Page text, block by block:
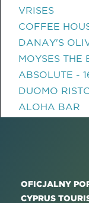
VRISES
COFFEE
DANAY'S
MOYSES THE
ABSOLUTE -
DUOMO
ALOHA BAR
OFICJALNY
CYPRUS